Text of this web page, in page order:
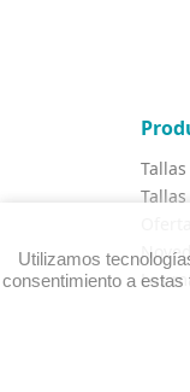
Los
Utilizamos
consentimiento a